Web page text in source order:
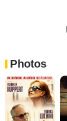
Photos